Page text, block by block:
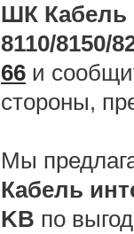
ШК Кабель
8110/8150/
66 и
стороны,
Мы
Кабель
KB по